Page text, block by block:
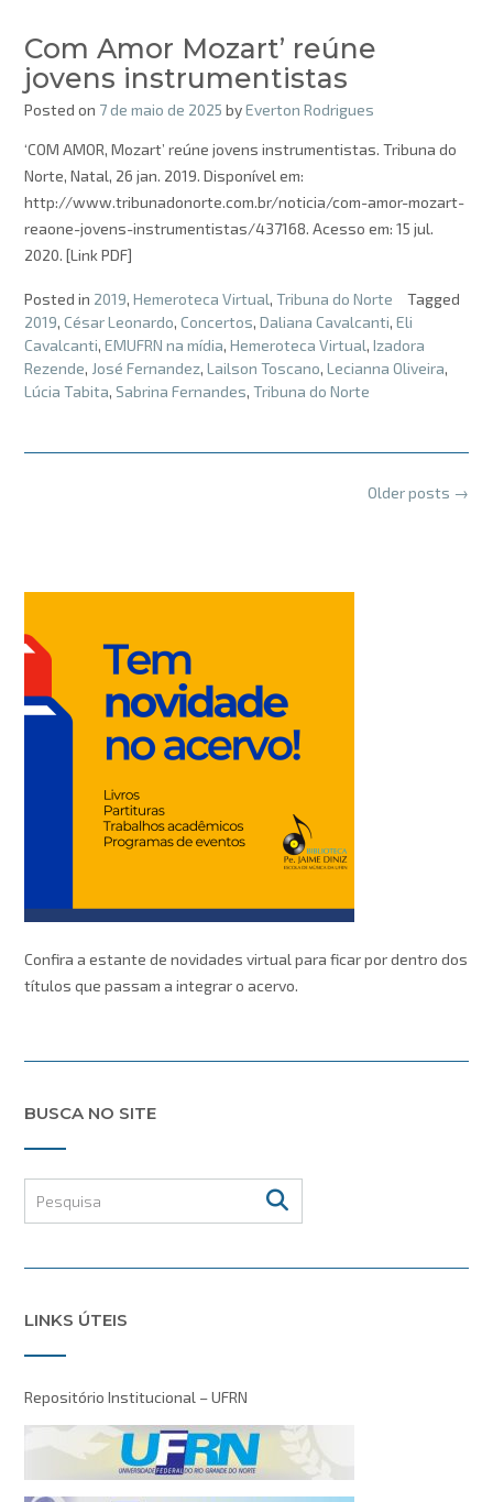
Com Amor Mozart’ reúne
jovens instrumentistas
Posted on 7 de maio de 2025 byEverton Rodrigues
‘COM AMOR, Mozart’ reúne jovens instrumentistas. Tribuna do
Norte, Natal, 26 jan. 2019. Disponível em:
http://www.tribunadonorte.com.br/noticia/com-amor-mozart-
reaone-jovens-instrumentistas/437168. Acesso em: 15 jul.
2020. [Link PDF]
Posted in 2019, Hemeroteca Virtual, Tribuna do Norte
Tagged
2019, César Leonardo, Concertos, Daliana Cavalcanti, Eli
Cavalcanti, EMUFRN na mídia, Hemeroteca Virtual, Izadora
Rezende, José Fernandez, Lailson Toscano, Lecianna Oliveira,
Lúcia Tabita, Sabrina Fernandes, Tribuna do Norte
Older posts →
Confira a estante de novidades virtual para ficar por dentro dos
títulos que passam a integrar o acervo.
BUSCA NO SITE
LINKS ÚTEIS
Repositório Institucional – UFRN